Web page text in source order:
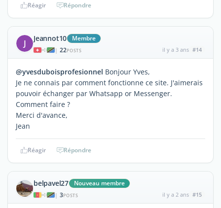
Réagir Répondre
J Jeannot10 Membre
| 22POSTS il y a 3 ans #14
@yvesduboisprofesionnel Bonjour Yves,
Je ne connais par comment fonctionne ce site. J'aimerais
pouvoir échanger par Whatsapp or Messenger.
Comment faire ?
Merci d'avance,
Jean
Réagir Répondre
belpavel27 Nouveau membre
| 3POSTS il y a 2 ans #15